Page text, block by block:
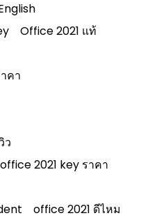
Office 2021 แท้
คา
ว
office 2021 key ราคา
office 2021 ดีไหม